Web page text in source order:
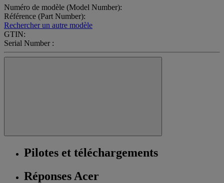
Numéro de modèle (Model Number):
Référence (Part Number):
Rechercher un autre modèle
GTIN:
Serial Number :
Pilotes et téléchargements
Réponses Acer